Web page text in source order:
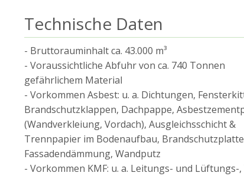
Technische Daten
- Bruttorauminhalt ca. 43.000 m³
- Voraussichtliche Abfuhr von ca. 740 Tonnen
gefährlichem Material
- Vorkommen Asbest: u. a. Dichtungen,
Brandschutzklappen, Dachpappe,
(Wandverkleiung, Vordach), Ausgleichsschicht &
Trennpapier im Bodenaufbau,
Fassadendämmung, Wandputz
- Vorkommen KMF: u. a. Leitungs- und Lüftungs-,